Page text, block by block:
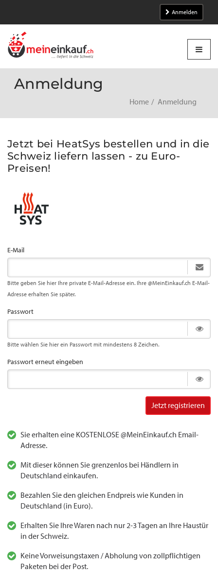
Anmelden
Anmeldung
Home Anmeldung
Jetzt bei HeatSys bestellen und in die
Schweiz liefern lassen - zu Euro-
Preisen!
E-Mail
Bitte geben Sie hier Ihre private E-Mail-Adresse ein. Ihre @MeinEinkauf.ch E-Mail-
Adresse erhalten Sie später.
Passwort
Bitte wählen Sie hier ein Passwort mit mindestens 8 Zeichen.
Passwort erneut eingeben
Jetzt registrieren
Sie erhalten eine KOSTENLOSE @MeinEinkauf.ch Email-
Adresse.
Mit dieser können Sie grenzenlos bei Händlern in
Deutschland einkaufen.
Bezahlen Sie den gleichen Endpreis wie Kunden in
Deutschland (in Euro).
Erhalten Sie Ihre Waren nach nur 2-3 Tagen an Ihre Haustür
in der Schweiz.
Keine Vorweisungstaxen / Abholung von zollpflichtigen
Paketen bei der Post.